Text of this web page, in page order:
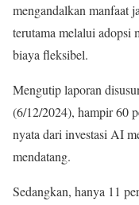
mengandalkan manfaat
terutama melalui adopsi
biaya fleksibel.
Mengutip laporan
(6/12/2024), hampir 60
nyata dari investasi AI
mendatang.
Sedangkan, hanya 11